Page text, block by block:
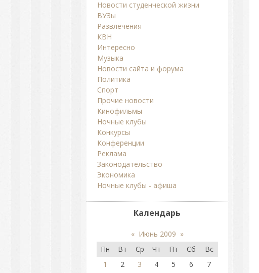
Новости студенческой жизни
ВУЗы
Развлечения
КВН
Интересно
Музыка
Новости сайта и форума
Политика
Спорт
Прочие новости
Кинофильмы
Ночные клубы
Конкурсы
Конференции
Реклама
Законодательство
Экономика
Ночные клубы - афиша
Календарь
« Июнь 2009 »
Пн
Вт Ср Чт Пт Сб
Вс
1
2 3 4 5 6
7